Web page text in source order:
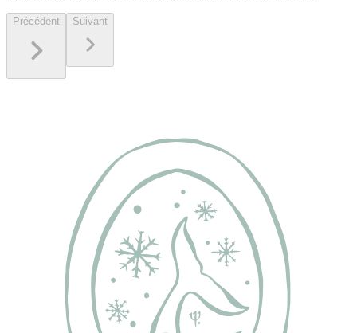
Précédent Suivant